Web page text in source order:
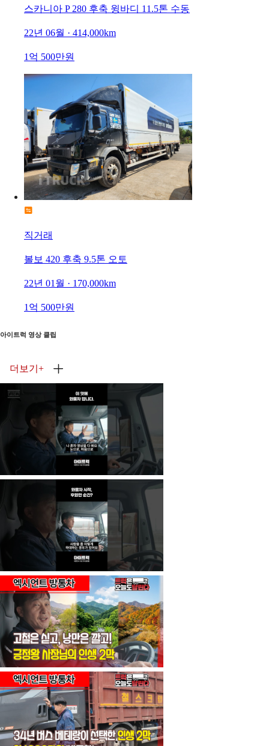
스카니아 P 280 후축 윙바디 11.5톤 수동
22년 06월 · 414,000km
1억 500만원
직거래
볼보 420 후축 9.5톤 오토
22년 01월 · 170,000km
1억 500만원
아이트럭 영상 클립
더보기 +